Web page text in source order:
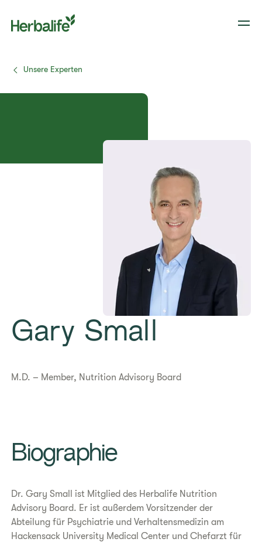
Unsere Experten
Gary Small
M.D. – Member, Nutrition Advisory Board
Biographie
Dr. Gary Small ist Mitglied des Herbalife Nutrition
Advisory Board. Er ist außerdem Vorsitzender der
Abteilung für Psychiatrie und Verhaltensmedizin am
Hackensack University Medical Center und Chefarzt für